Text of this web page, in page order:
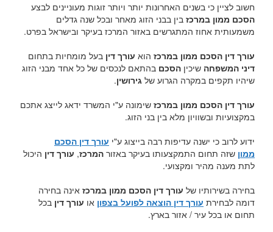
חשוב לציין כי בשנים האחרונות יותר ויותר זוגות מעוניינים לבצע
הסכם ממון במרכז בין בבני הזוג מאחר ובכל שנה גדלים
משמעותית אחוז המתגרשים באזור המרכז בעיקר ובישראל בפרט.
עורך דין הסכם ממון במרכז הוא עורך דין בעל מומחיות בתחום
דיני המשפחה שיכין הסכם בהתאם לנכסים של כל אחד מבני הזוג
שיהיו תקפים במקרה הגרוע של גירושין.
עורך דין הסכם ממון במרכז שימונה ע"י המשרד ידאג לייצג אתכם
במקצועיות ובשוויון מלא בין בני הזוג.
ידוע לרוב כי ישנה עדיפות רבה בייצוג ע"י עורך דין הסכם
ממון שזה תחום התמקצעותו בעיקר באזור המרכז, עורך דין היכול
לתת מענה מהיר ומקצועי.
בחירה בשירותיו של עורך דין הסכם ממון במרכז אינה בחירה
דומה לבחירת עורך דין הוצאה לפועל בצפון או עורך דין בכל
תחום או בכל עיר / אזור בארץ.